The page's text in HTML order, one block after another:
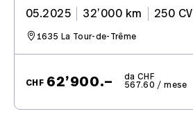
05.2025 32’000 km 250 CV
1635 La Tour-de-Trême
CHF 62’900.– da CHF
567.60 / mese